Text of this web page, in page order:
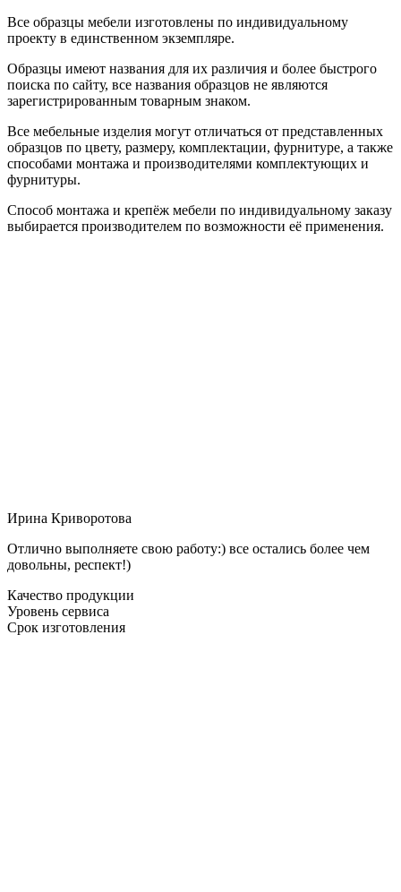
Все образцы мебели изготовлены по индивидуальному
проекту в единственном экземпляре.
Образцы имеют названия для их различия и более быстрого
поиска по сайту, все названия образцов не являются
зарегистрированным товарным знаком.
Все мебельные изделия могут отличаться от представленных
образцов по цвету, размеру, комплектации, фурнитуре, а также
способами монтажа и производителями комплектующих и
фурнитуры.
Способ монтажа и крепёж мебели по индивидуальному заказу
выбирается производителем по возможности её применения.
Ирина Криворотова
Отлично выполняете свою работу:) все остались более чем
довольны, респект!)
Качество продукции
Уровень сервиса
Срок изготовления